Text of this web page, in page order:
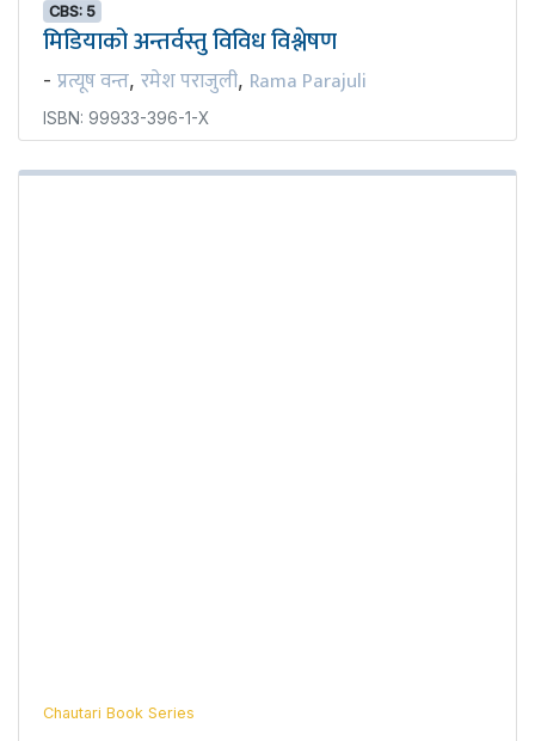
CBS: 5
मिडियाको अन्तर्वस्तु विविध विश्लेषण
- प्रत्यूष वन्त, रमेश पराजुली, Rama Parajuli
ISBN: 99933-396-1-X
Chautari Book Series